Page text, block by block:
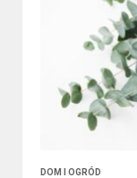
DOM I OGRÓD